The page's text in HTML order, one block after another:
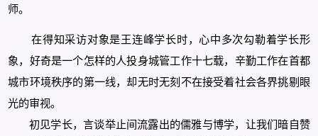
师。
在得知采访对象是王连峰学长时，心中多次勾勒着学长形
象，好奇是一个怎样的人投身城管工作十七载，辛勤工作在首都
城市环境秩序的第一线，却无时无刻不在接受着社会各界挑剔眼
光的审视。
初见学长，言谈举止间流露出的儒雅与博学，让我们暗自赞